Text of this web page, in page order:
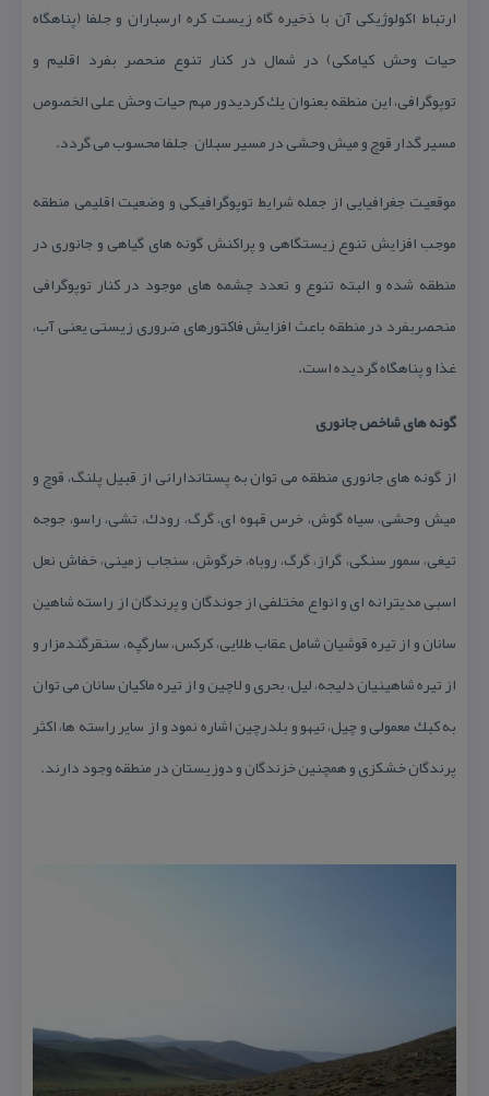
ارتباط اكولوژیكی آن با ذخیره گاه زیست كره ارسباران و جلفا (پناهگاه
حیات وحش كیامكی) در شمال در كنار تنوع منحصر بفرد اقلیم و
توپوگرافی، این منطقه بعنوان یك كردیدور مهم حیات وحش علی الخصوص
مسیر گدار قوچ و میش وحشی در مسیر سبلان – جلفا محسوب می گردد.
موقعیت جغرافیایی از جمله شرایط توپوگرافیكی و وضعیت اقلیمی منطقه
موجب افزایش تنوع زیستگاهی و پراكنش گونه های گیاهی و جانوری در
منطقه شده و البته تنوع و تعدد چشمه های موجود در كنار توپوگرافی
منحصربفرد در منطقه باعث افزایش فاكتورهای ضروری زیستی یعنی آب،
غذا و پناهگاه گردیده است.
گونه های شاخص جانوری
از گونه های جانوری منطقه می توان به پستاندارانی از قبیل پلنگ، قوچ و
میش وحشی، سیاه گوش، خرس قهوه ای، گرگ، رودك، تشی، راسو، جوجه
تیغی، سمور سنگی، گراز، گرگ، روباه، خرگوش، سنجاب زمینی، خفاش نعل
اسبی مدیترانه ای و انواع مختلفی از جوندگان و پرندگان از راسته شاهین
سانان و از تیره قوشیان شامل عقاب طلایی، كركس، سارگپه، سنقرگندمزار و
از تیره شاهینیان دلیجه، لیل، بحری و لاچین و از تیره ماكیان سانان می توان
به كبك معمولی و چیل، تیهو و بلدرچین اشاره نمود و از سایر راسته ها، اكثر
پرندگان خشكزی و همچنین خزندگان و دوزیستان در منطقه وجود دارند.